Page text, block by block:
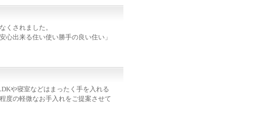
くされました。
心出来る住い使い勝手の良い住い」
や寝室などはまったく手を入れる
度の軽微なお手入れをご提案させて